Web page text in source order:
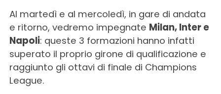
Al martedì e al mercoledì, in gare di andata
e ritorno, vedremo impegnate Milan, Inter e
Napoli: queste 3 formazioni hanno infatti
superato il proprio girone di qualificazione e
raggiunto gli ottavi di finale di Champions
League.